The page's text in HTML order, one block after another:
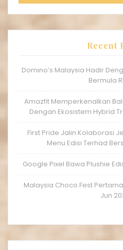
Recent
Domino’s Malaysia Hadir
Bermula
Amazfit Memperkenalkan
Dengan Ekosistem Hybrid
First Pride Jalin Kolaborasi
Menu Edisi Terhad
Google Pixel Bawa Plushie
Malaysia Choco Fest
Jun